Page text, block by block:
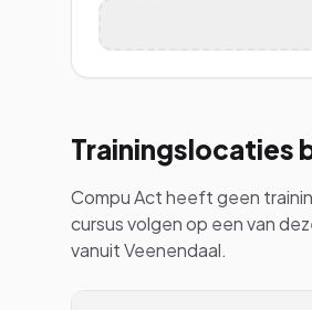
Trainingslocaties
Compu Act heeft geen
cursus volgen op een van
vanuitVeenendaal.